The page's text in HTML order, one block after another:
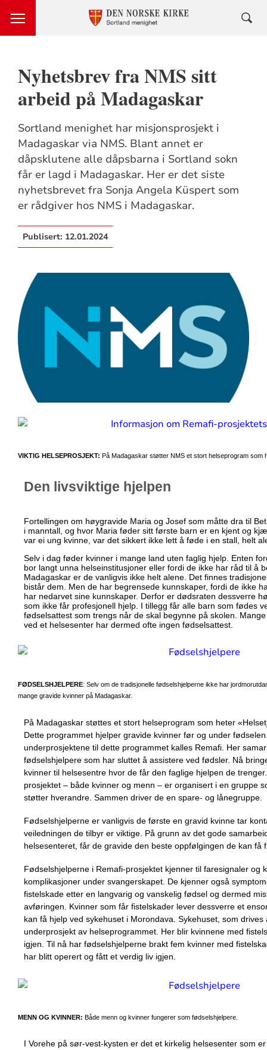
Nyhetsbrev fra NMS sitt
arbeid på Madagaskar
Sortland menighet har misjonsprosjekt i
Madagaskar via NMS. Blant annet er
dåpsklutene alle dåpsbarna i Sortland sokn
får er lagd i Madagaskar. Her er det siste
nyhetsbrevet fra Sonja Angela Küspert som
er rådgiver hos NMS i Madagaskar.
Publisert: 12.01.2024
VIKTIG HELSEPROSJEKT: På Madagaskar støtter NMS et stort helseprogram som
Den livsviktige hjelpen
Fortellingen om høygravide Maria og Josef som måtte dra til
i manntall, og hvor Maria føder sitt første barn er en kjent og
var ei ung kvinne, var det sikkert ikke lett å føde i en stall, helt
Selv i dag føder kvinner i mange land uten faglig hjelp. Enten
bor langt unna helseinstitusjoner eller fordi de ikke har råd til å
Madagaskar er de vanligvis ikke helt alene. Det finnes
bistår dem. Men de har begrensede kunnskaper, fordi de ikke
har nedarvet sine kunnskaper. Derfor er dødsraten dessverre
som ikke får profesjonell hjelp. I tillegg får alle barn som fødes
fødselsattest som trengs når de skal begynne på skolen.
ved et helsesenter har dermed ofte ingen fødselsattest.
FØDSELSHJELPERE: Selv om de tradisjonelle fødselshjelperne ikke har
mange gravide kvinner på Madagaskar.
På Madagaskar støttes et stort helseprogram som heter
Dette programmet hjelper gravide kvinner før og under
underprosjektene til dette programmet kalles Remafi. Her
fødselshjelpere som har sluttet å assistere ved fødsler. Nå
kvinner til helsesentre hvor de får den faglige hjelpen de
prosjektet – både kvinner og menn – er organisert i en gruppe
støtter hverandre. Sammen driver de en spare- og lånegruppe.
Fødselshjelperne er vanligvis de første en gravid kvinne tar
veiledningen de tilbyr er viktige. På grunn av det gode
helsesenteret, får de gravide den beste oppfølgingen de kan få
Fødselshjelperne i Remafi-prosjektet kjenner til faresignaler og
komplikasjoner under svangerskapet. De kjenner også
fistelskade etter en langvarig og vanskelig fødsel og dermed
avføringen. Kvinner som får fistelskader lever dessverre et
kan få hjelp ved sykehuset i Morondava. Sykehuset, som
underprosjekt av helseprogrammet. Her blir kvinnene med
igjen. Til nå har fødselshjelperne brakt fem kvinner med
har blitt operert og fått et verdig liv igjen.
MENN OG KVINNER: Både menn og kvinner fungerer som fødselshjelpere.
I Vorehe på sør-vest-kysten er det et kirkelig helsesenter som